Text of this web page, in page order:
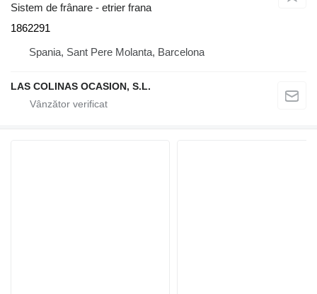
Sistem de frânare - etrier frana
1862291
Spania, Sant Pere Molanta, Barcelona
LAS COLINAS OCASION, S.L.